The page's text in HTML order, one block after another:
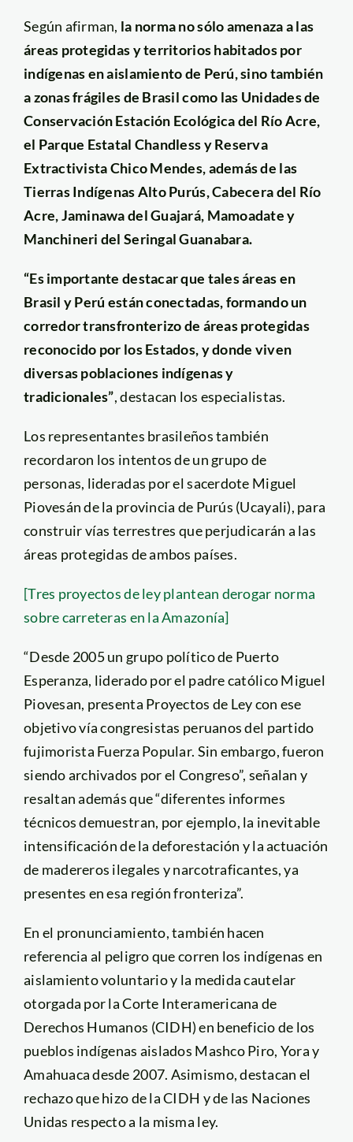
Según afirman, la norma no sólo amenaza a las
áreas protegidas y territorios habitados por
indígenas en aislamiento de Perú, sino también
a zonas frágiles de Brasil como las Unidades de
Conservación Estación Ecológica del Río Acre,
el Parque Estatal Chandless y Reserva
Extractivista Chico Mendes, además de las
Tierras Indígenas Alto Purús, Cabecera del Río
Acre, Jaminawa del Guajará, Mamoadate y
Manchineri del Seringal Guanabara.
“Es importante destacar que tales áreas en
Brasil y Perú están conectadas, formando un
corredor transfronterizo de áreas protegidas
reconocido por los Estados, y donde viven
diversas poblaciones indígenas y
tradicionales”, destacan los especialistas.
Los representantes brasileños también
recordaron los intentos de un grupo de
personas, lideradas por el sacerdote Miguel
Piovesán de la provincia de Purús (Ucayali), para
construir vías terrestres que perjudicarán a las
áreas protegidas de ambos países.
[Tres proyectos de ley plantean derogar norma
sobre carreteras en la Amazonía]
“Desde 2005 un grupo político de Puerto
Esperanza, liderado por el padre católico Miguel
Piovesan, presenta Proyectos de Ley con ese
objetivo vía congresistas peruanos del partido
fujimorista Fuerza Popular. Sin embargo, fueron
siendo archivados por el Congreso”, señalan y
resaltan además que “diferentes informes
técnicos demuestran, por ejemplo, la inevitable
intensificación de la deforestación y la actuación
de madereros ilegales y narcotraficantes, ya
presentes en esa región fronteriza”.
En el pronunciamiento, también hacen
referencia al peligro que corren los indígenas en
aislamiento voluntario y la medida cautelar
otorgada por la Corte Interamericana de
Derechos Humanos (CIDH) en beneficio de los
pueblos indígenas aislados Mashco Piro, Yora y
Amahuaca desde 2007. Asimismo, destacan el
rechazo que hizo de la CIDH y de las Naciones
Unidas respecto a la misma ley.